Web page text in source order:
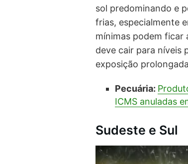
sol predominando e
frias, especialmente
mínimas podem ficar
deve cair para níveis
exposição
Pecuária:
ICMS anuladas
Sudeste e Sul